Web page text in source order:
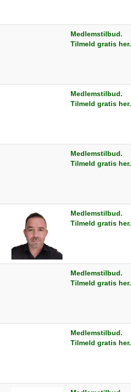
Medlemstilbud.
Tilmeld gratis her.
Medlemstilbud.
Tilmeld gratis her.
Medlemstilbud.
Tilmeld gratis her.
Medlemstilbud.
Tilmeld gratis her.
Medlemstilbud.
Tilmeld gratis her.
Medlemstilbud.
Tilmeld gratis her.